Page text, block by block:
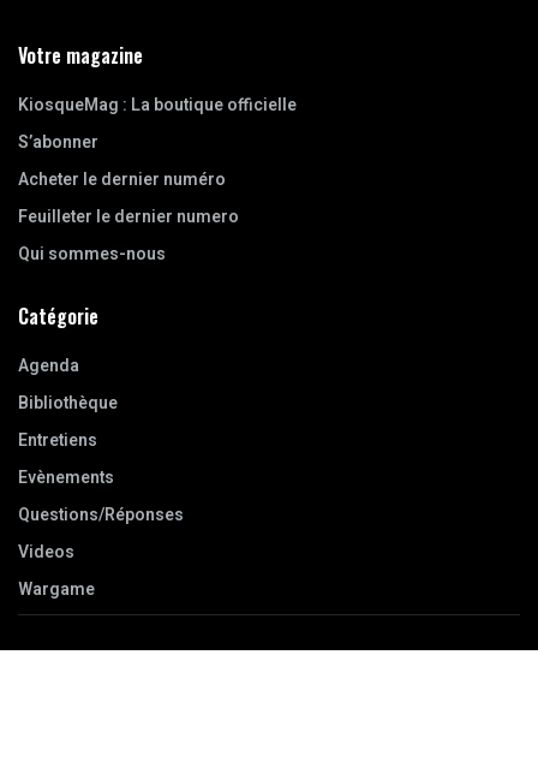
Votre magazine
KiosqueMag : La boutique officielle
S’abonner
Acheter le dernier numéro
Feuilleter le dernier numero
Qui sommes-nous
Catégorie
Agenda
Bibliothèque
Entretiens
Evènements
Questions/Réponses
Videos
Wargame